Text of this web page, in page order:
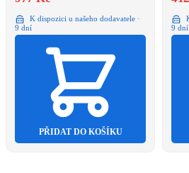
K dispozici u našeho dodavatele ·
9 dní
PŘIDAT DO KOŠÍKU
9 dní